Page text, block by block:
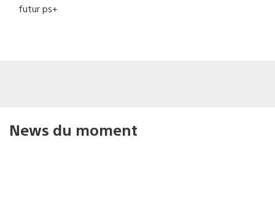
futur ps+
News du moment